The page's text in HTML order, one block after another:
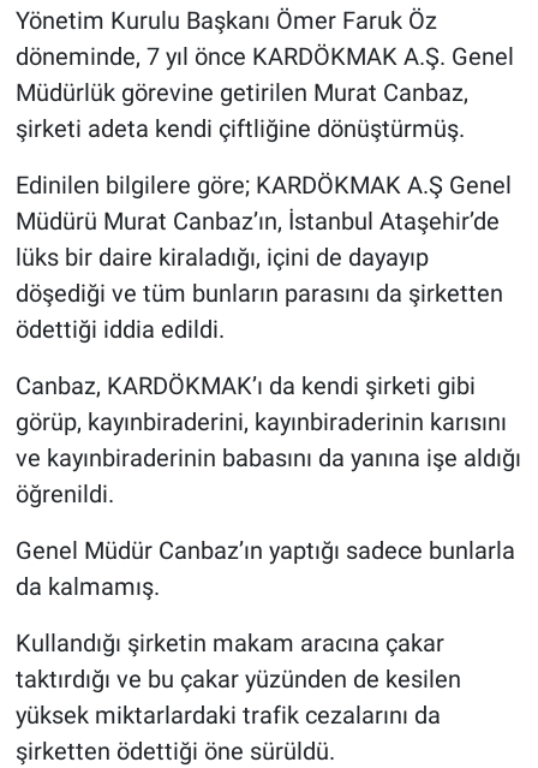
Yönetim Kurulu Başkanı Ömer Faruk Öz
döneminde, 7 yıl önce KARDÖKMAK A.Ş. Genel
Müdürlük görevine getirilen Murat Canbaz,
şirketi adeta kendi çiftliğine dönüştürmüş.
Edinilen bilgilere göre; KARDÖKMAK A.Ş Genel
Müdürü Murat Canbaz’ın, İstanbul Ataşehir’de
lüks bir daire kiraladığı, içini de dayayıp
döşediği ve tüm bunların parasını da şirketten
ödettiği iddia edildi.
Canbaz, KARDÖKMAK’ı da kendi şirketi gibi
görüp, kayınbiraderini, kayınbiraderinin karısını
ve kayınbiraderinin babasını da yanına işe aldığı
öğrenildi.
Genel Müdür Canbaz’ın yaptığı sadece bunlarla
da kalmamış.
Kullandığı şirketin makam aracına çakar
taktırdığı ve bu çakar yüzünden de kesilen
yüksek miktarlardaki trafik cezalarını da
şirketten ödettiği öne sürüldü.